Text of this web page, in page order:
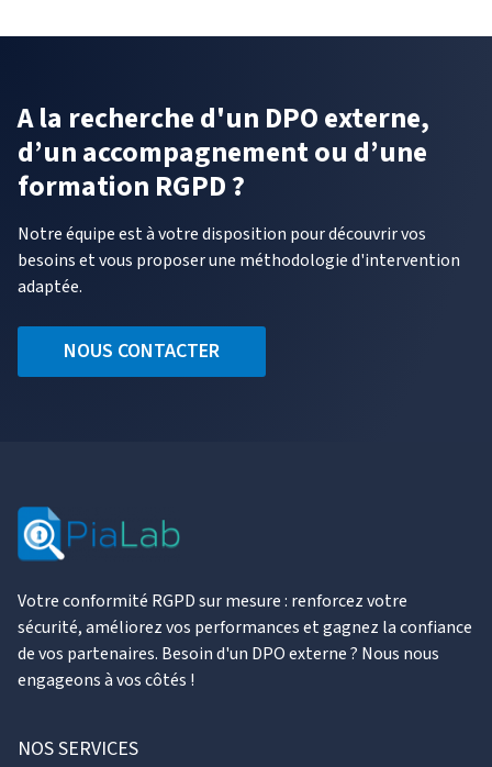
A la recherche d'un DPO externe,
d’un accompagnement ou d’une
formation RGPD ?
Notre équipe est à votre disposition pour découvrir vos
besoins et vous proposer une méthodologie d'intervention
adaptée.
NOUS CONTACTER
Votre conformité RGPD sur mesure : renforcez votre
sécurité, améliorez vos performances et gagnez la confiance
de vos partenaires. Besoin d'un DPO externe ? Nous nous
engageons à vos côtés !
NOS SERVICES